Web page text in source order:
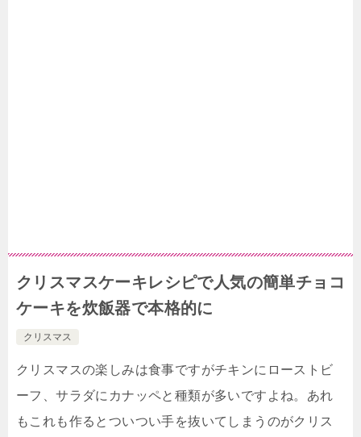
クリスマスケーキレシピで人気の簡単チョコ
ケーキを炊飯器で本格的に
クリスマス
クリスマスの楽しみは食事ですがチキンにローストビ
ーフ、サラダにカナッペと種類が多いですよね。あれ
もこれも作るとついつい手を抜いてしまうのがクリス